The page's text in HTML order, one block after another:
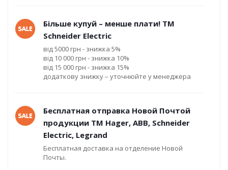
Більше купуй – менше плати! ТМ
Schneider Electric
від 5000 грн - знижка 5%
від 10 000 грн - знижка 10%
від 15 000 грн - знижка 15%
додаткову знижку – уточнюйте у менеджера
Бесплатная отправка Новой Почтой
продукции ТМ Hager, ABB, Schneider
Electric, Legrand
Бесплатная доставка на отделение Новой
Почты.